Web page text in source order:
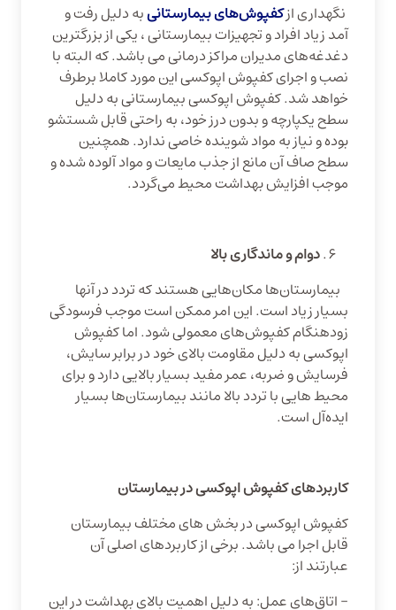
نگهداری ازکفپوش‌های بیمارستانیبه دلیل رفت و
آمد زیاد افراد و تجهیزات بیمارستانی ، یکی از بزرگترین
دغدغه‌های مدیران مراکز درمانی می باشد. که البته با
نصب و اجرای کفپوش اپوکسی این مورد کاملا برطرف
خواهد شد. کفپوش اپوکسی بیمارستانی به دلیل
سطح یکپارچه و بدون درز خود، به راحتی قابل شستشو
بوده و نیاز به مواد شوینده خاصی ندارد. همچنین
سطح صاف آن مانع از جذب مایعات و مواد آلوده شده و
موجب افزایش بهداشت محیط می‌گردد.
دوام و ماندگاری بالا
بیمارستان‌ها مکان‌هایی هستند که تردد در آنها
بسیار زیاد است. این امر ممکن است موجب فرسودگی
زودهنگام کفپوش‌های معمولی شود. اما کفپوش
اپوکسی به دلیل مقاومت بالای خود در برابر سایش،
فرسایش و ضربه، عمر مفید بسیار بالایی دارد و برای
محیط هایی با تردد بالا مانند بیمارستان‌ها بسیار
ایده‌آل است.
کاربردهای کفپوش اپوکسی در بیمارستان
کفپوش اپوکسی در بخش های مختلف بیمارستان
قابل اجرا می باشد. برخی از کاربردهای اصلی آن
عبارتند از:
– اتاق‌های عمل: به دلیل اهمیت بالای بهداشت در این